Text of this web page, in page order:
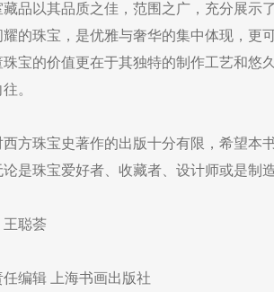
品以其品质之佳，范围之广，充分展示
的珠宝，是优雅与奢华的集中体现，更
珠宝的价值更在于其独特的制作工艺和悠
。
西方珠宝史著作的出版十分有限，希望本
论是珠宝爱好者、收藏者、设计师或是制
王聪荟
任编辑 上海书画出版社